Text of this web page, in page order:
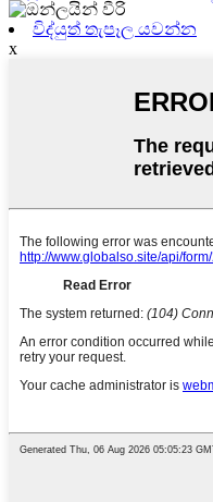
විද්යුත් තැපෑල යවන්න
x